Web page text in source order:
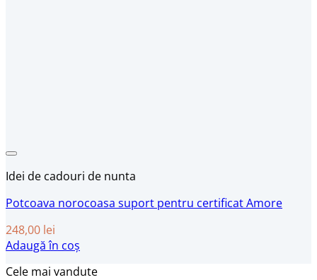
Idei de cadouri de nunta
Potcoava norocoasa suport pentru certificat Amore
248,00 lei
Adaugă în coș
Cele mai vandute